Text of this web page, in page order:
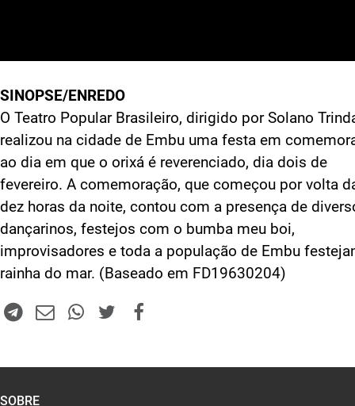
SINOPSE/ENREDO
O Teatro Popular Brasileiro, dirigido por Solano
realizou na cidade de Embu uma festa em
ao dia em que o orixá é reverenciado, dia dois de
fevereiro. A comemoração, que começou por volta
dez horas da noite, contou com a presença de
dançarinos, festejos com o bumba meu boi,
improvisadores e toda a população de Embu
rainha do mar. (Baseado em FD19630204)
SOBRE